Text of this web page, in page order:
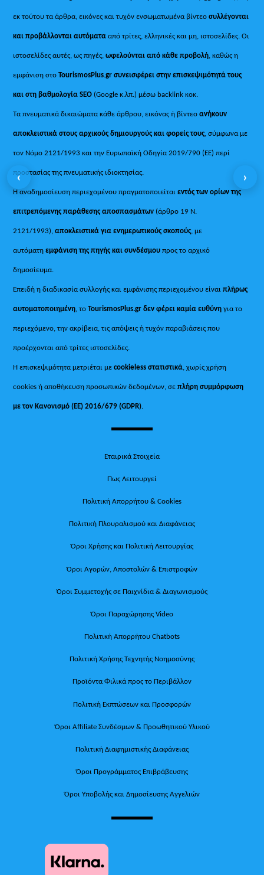
εκ τούτου τα άρθρα, εικόνες και τυχόν ενσωματωμένα βίντεοσυλλέγονται
και προβάλλονται αυτόματααπό τρίτες, ελληνικές και μη, ιστοσελίδες. Οι
ιστοσελίδες αυτές, ως πηγές,ωφελούνται από κάθε προβολή, καθώς η
εμφάνιση στοTourismosPlus.gr συνεισφέρει στην επισκεψιμότητά τους
και στη βαθμολογία SEO (Google κ.λπ.) μέσω backlink κοκ.
Τα πνευματικά δικαιώματα κάθε άρθρου, εικόνας ή βίντεοανήκουν
αποκλειστικά στους αρχικούς δημιουργούς και φορείς τους, σύμφωνα με
τον Νόμο 2121/1993 και την Ευρωπαϊκή Οδηγία 2019/790 (ΕΕ) περί
προστασίας της πνευματικής ιδιοκτησίας.
Η αναδημοσίευση περιεχομένου πραγματοποιείταιεντός των ορίων της
επιτρεπόμενης παράθεσης αποσπασμάτων (άρθρο 19 Ν.
2121/1993), αποκλειστικά για ενημερωτικούς σκοπούς, με
αυτόματηεμφάνιση της πηγής και συνδέσμου προς το αρχικό
δημοσίευμα.
Επειδή η διαδικασία συλλογής και εμφάνισης περιεχομένου είναιπλήρως
αυτοματοποιημένη, τοTourismosPlus.gr δεν φέρει καμία ευθύνη για το
περιεχόμενο, την ακρίβεια, τις απόψεις ή τυχόν παραβιάσεις που
προέρχονται από τρίτες ιστοσελίδες.
Η επισκεψιμότητα μετριέται μεcookieless στατιστικά, χωρίς χρήση
cookies ή αποθήκευση προσωπικών δεδομένων, σεπλήρη συμμόρφωση
με τον Κανονισμό (ΕΕ) 2016/679 (GDPR).
Εταιρικά Στοιχεία
Πως Λειτουργεί
Πολιτική Απορρήτου & Cookies
Πολιτική Πλουραλισμού και Διαφάνειας
Όροι Χρήσης και Πολιτική Λειτουργίας
Όροι Αγορών, Αποστολών & Επιστροφών
Όροι Συμμετοχής σε Παιχνίδια & Διαγωνισμούς
Όροι Παραχώρησης Video
Πολιτική Απορρήτου Chatbots
Πολιτική Χρήσης Τεχνητής Νοημοσύνης
Προϊόντα Φιλικά προς το Περιβάλλον
Πολιτική Εκπτώσεων και Προσφορών
Όροι Affiliate Συνδέσμων & Προωθητικού Υλικού
Πολιτική Διαφημιστικής Διαφάνειας
Όροι Προγράμματος Επιβράβευσης
Όροι Υποβολής και Δημοσίευσης Αγγελιών
‹ ›